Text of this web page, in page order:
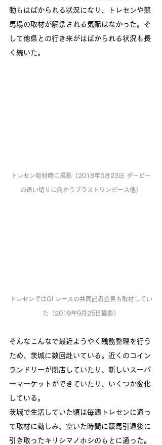
動もはばかられる状況になり、トレセンや競
馬場の取材が解禁される気配はなかった。そ
して他県との行き来がはばかられる状況も長
く続いた。
トレセン取材時に撮影（2018年5月23日 ダービー
の追い切りに向かうブラストワンピース他）
トレセンではGI レースの共同記者会見も取材してい
た（2019年9月25日撮影）
そんなこんなで最近ようやく残務整理を行う
ため、茨城に数回赴いている。近くのコイン
ランドリーが閉店していたり、新しいスーパ
ーマーケットができていたり、いくつか変化
している。
茨城で生活していた頃は毎週トレセンに通っ
て取材に勤しみ、空いた時間に競馬引退後に
引き取ったキリシマノホシのもとに通った。